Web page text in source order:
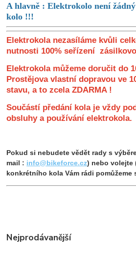
A hlavně : Elektrokolo není
kolo !!!
Elektrokola nezasíláme kvůli
nutnosti 100% seřízení
Elektrokola můžeme doručit do
Prostějova vlastní dopravou ve
stavu, a to zcela ZDARMA !
Součástí předání kola je vždy
obsluhy a používání elektrokola.
Pokud si nebudete vědět rady s
mail : info@bikeforce.cz) nebo volejte
konkrétního kola Vám rádi
Nejprodávanější